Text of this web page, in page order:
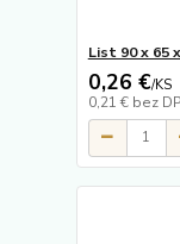
List 90 x 65
0,26 €/KS
0,21 € bez